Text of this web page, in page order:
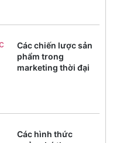
Các chiến lược sản
phẩm trong
marketing thời đại
Các hình thức